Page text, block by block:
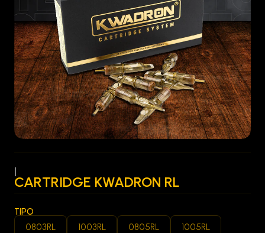
CARTRIDGE KWADRON RL
TIPO
0803RL 1003RL 0805RL 1005RL